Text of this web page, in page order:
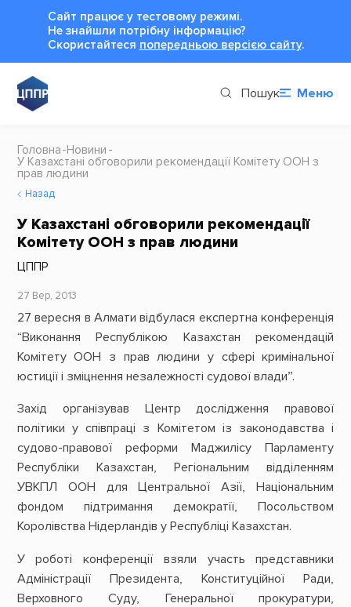
Сайт працює у тестовому режимі.
Не знайшли потрібну інформацію?
Cкористайтеся попередньою версією сайту.
Пошук Меню
Головна Новини
У Казахстані обговорили рекомендації Комітету ООН з
прав людини
Назад
У Казахстані обговорили рекомендації
Комітету ООН з прав людини
ЦППР
27 Вер, 2013
27 вересня в Алмати відбулася експертна конференція
“Виконання Республікою Казахстан рекомендацій
Комітету ООН з прав людини у сфері кримінальної
юстиції і зміцнення незалежності судової влади”.
Захід організував Центр дослідження правової
політики у співпраці з Комітетом із законодавства і
судово-правової реформи Маджилісу Парламенту
Республіки Казахстан, Регіональним відділенням
УВКПЛ ООН для Центральної Азії, Національним
фондом підтримання демократії, Посольством
Королівства Нідерландів у Республіці Казахстан.
У роботі конференції взяли участь представники
Адміністрації Президента, Конституційної Ради,
Верховного Суду, Генеральної прокуратури,